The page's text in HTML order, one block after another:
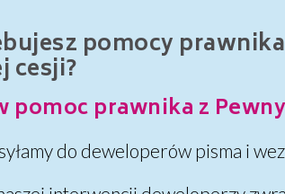
pomocy
cesji?
pomoc prawnika z
do deweloperów pisma i